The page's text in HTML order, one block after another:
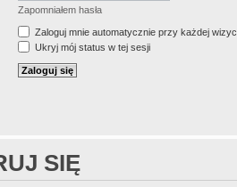
Zapomniałem hasła
Zaloguj mnie automatycznie przy każdej
Ukryj mój status w tej sesji
SIĘ